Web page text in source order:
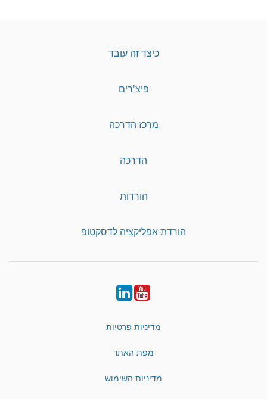
כיצד זה עובד
פיצ'רים
מרכז הדרכה
הדרכה
הורדות
הורדת אפליקציה לדסקטופ
YouTube
LinkedIn
מדיניות פרטיות
מפת האתר
מדיניות השימוש